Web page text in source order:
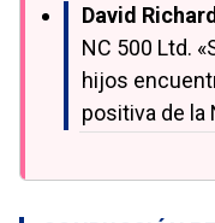
David
NC 500 Ltd.
hijos
positiva de la